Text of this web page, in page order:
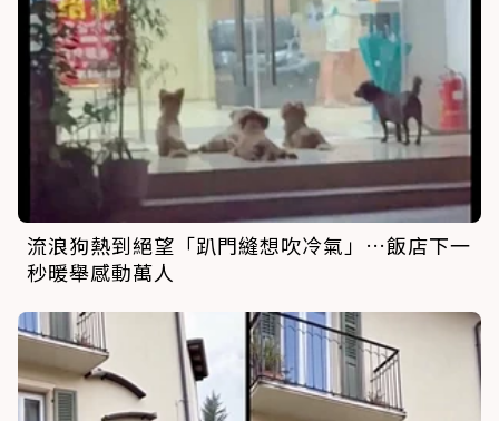
流浪狗熱到絕望「趴門縫想吹冷氣」…飯店下一
秒暖舉感動萬人